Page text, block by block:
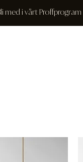
med i vårt Proffprogram